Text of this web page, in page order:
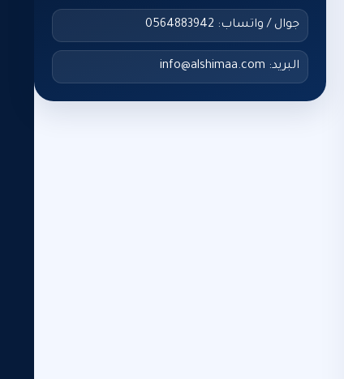
جوال / واتساب: 0564883942
البريد: info@alshimaa.com